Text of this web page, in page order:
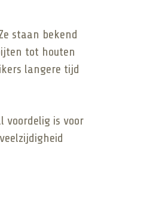
staan bekend
tot houten
langere tijd
voordelig is voor